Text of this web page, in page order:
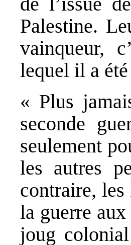
Palestine.
vainqueur,
lequel il a
« Plus
seconde
seulement
les autres
contraire,
la guerre
joug